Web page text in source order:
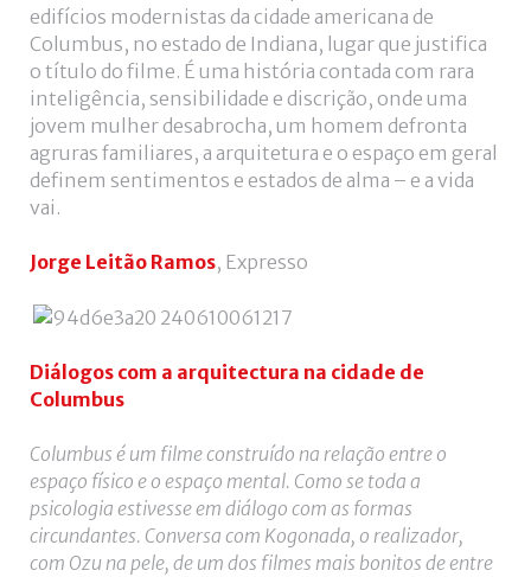
edifícios modernistas da cidade americana de
Columbus, no estado de Indiana, lugar que justifica
o título do filme. É uma história contada com rara
inteligência, sensibilidade e discrição, onde uma
jovem mulher desabrocha, um homem defronta
agruras familiares, a arquitetura e o espaço em geral
definem sentimentos e estados de alma – e a vida
vai.
Jorge Leitão Ramos, Expresso
Diálogos com a arquitectura na cidade de
Columbus
Columbus é um filme construído na relação entre o
espaço físico e o espaço mental. Como se toda a
psicologia estivesse em diálogo com as formas
circundantes. Conversa com Kogonada, o realizador,
com Ozu na pele, de um dos filmes mais bonitos de entre